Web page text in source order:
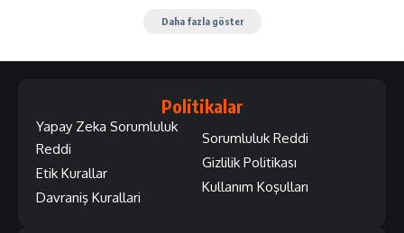
Daha fazla göster
Politikalar
Yapay Zeka Sorumluluk
Reddi
Etik Kurallar
Davraniş Kurallari
Sorumluluk Reddi
Gizlilik Politikası
Kullanım Koşulları